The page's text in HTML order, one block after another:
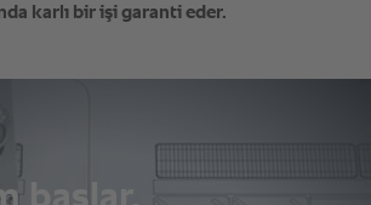
karlı bir işi garanti eder.